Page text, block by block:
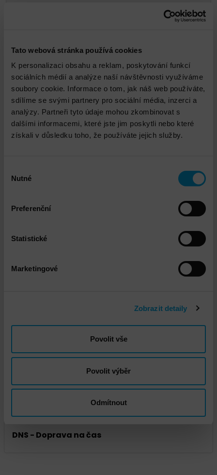
Tato webová stránka používá cookies
K personalizaci obsahu a reklam, poskytování funkcí
sociálních médií a analýze naší návštěvnosti využíváme
soubory cookie. Informace o tom, jak náš web používáte,
sdílíme se svými partnery pro sociální média, inzerci a
analýzy. Partneři tyto údaje mohou zkombinovat s
dalšími informacemi, které jste jim poskytli nebo které
získali v důsledku toho, že používáte jejich služby.
souhlasu
Nutné
Preferenční
Statistické
Marketingové
Zobrazit detaily
Povolit vše
Povolit výběr
Odmítnout
Tomáš Včelička
tvcelicka@dns.cz
Propojené služby
DNS - Doprava standard
DNS - Doprava na čas